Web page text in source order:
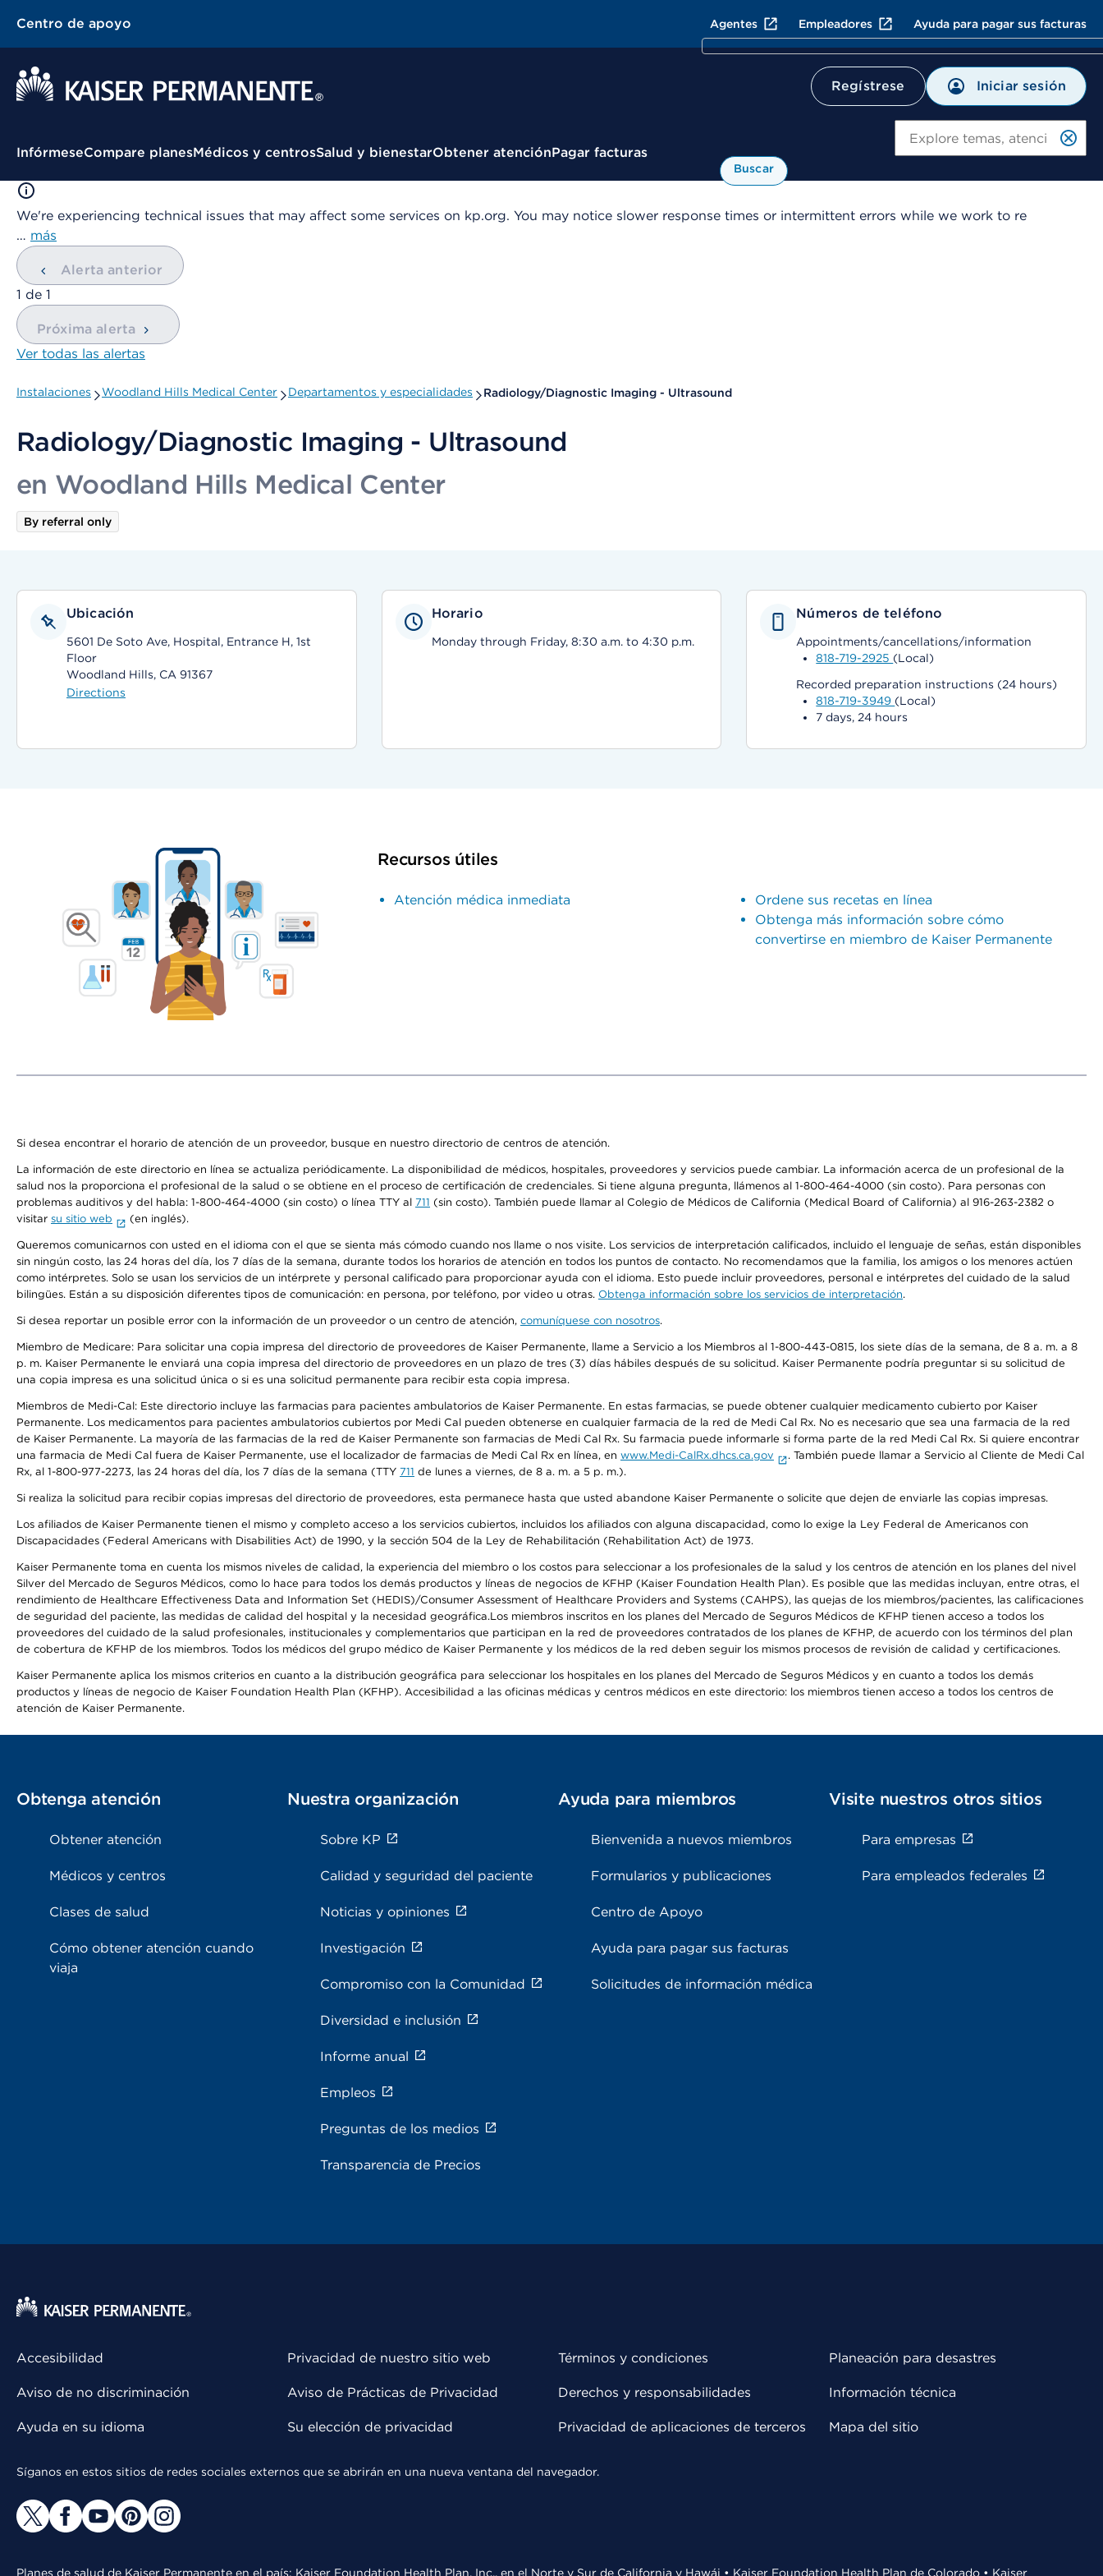
Centro de apoyo Agentes Empleadores Ayuda para pagar sus facturas
Regístrese Iniciar sesión
Menú contextual
InfórmeseCompare planesMédicos y centrosSalud y bienestarObtener atenciónPagar facturas
Buscar
We're experiencing technical issues that may affect some services on kp.org. You may notice slower response times or intermittent errors while we work to re
… más
Alerta anterior
mostrando
1 de 1
Próxima alerta
Ver todas las alertas
Instalaciones Woodland Hills Medical Center Departamentos y especialidades Radiology/Diagnostic Imaging - Ultrasound
Radiology/Diagnostic Imaging - Ultrasound
en Woodland Hills Medical Center
By referral only
Ubicación
5601 De Soto Ave, Hospital, Entrance H, 1st
Floor
Woodland Hills, CA 91367
Directions
Horario
Monday through Friday, 8:30 a.m. to 4:30 p.m.
Números de teléfono
Appointments/cancellations/information
818-719-2925 (Local)
Recorded preparation instructions (24 hours)
818-719-3949 (Local)
7 days, 24 hours
Recursos útiles
Atención médica inmediata
Ordene sus recetas en línea
Obtenga más información sobre cómo
convertirse en miembro de Kaiser Permanente
Si desea encontrar el horario de atención de un proveedor, busque en nuestro directorio de centros de atención.
La información de este directorio en línea se actualiza periódicamente. La disponibilidad de médicos, hospitales, proveedores y servicios puede cambiar. La información acerca de un profesional de la
salud nos la proporciona el profesional de la salud o se obtiene en el proceso de certificación de credenciales. Si tiene alguna pregunta, llámenos al 1-800-464-4000 (sin costo). Para personas con
problemas auditivos y del habla: 1-800-464-4000 (sin costo) o línea TTY al 711 (sin costo). También puede llamar al Colegio de Médicos de California (Medical Board of California) al 916-263-2382 o
visitar su sitio web (en inglés).
Queremos comunicarnos con usted en el idioma con el que se sienta más cómodo cuando nos llame o nos visite. Los servicios de interpretación calificados, incluido el lenguaje de señas, están disponibles
sin ningún costo, las 24 horas del día, los 7 días de la semana, durante todos los horarios de atención en todos los puntos de contacto. No recomendamos que la familia, los amigos o los menores actúen
como intérpretes. Solo se usan los servicios de un intérprete y personal calificado para proporcionar ayuda con el idioma. Esto puede incluir proveedores, personal e intérpretes del cuidado de la salud
bilingües. Están a su disposición diferentes tipos de comunicación: en persona, por teléfono, por video u otras. Obtenga información sobre los servicios de interpretación.
Si desea reportar un posible error con la información de un proveedor o un centro de atención, comuníquese con nosotros.
Miembro de Medicare: Para solicitar una copia impresa del directorio de proveedores de Kaiser Permanente, llame a Servicio a los Miembros al 1-800-443-0815, los siete días de la semana, de 8 a. m. a 8
p. m. Kaiser Permanente le enviará una copia impresa del directorio de proveedores en un plazo de tres (3) días hábiles después de su solicitud. Kaiser Permanente podría preguntar si su solicitud de
una copia impresa es una solicitud única o si es una solicitud permanente para recibir esta copia impresa.
Miembros de Medi-Cal: Este directorio incluye las farmacias para pacientes ambulatorios de Kaiser Permanente. En estas farmacias, se puede obtener cualquier medicamento cubierto por Kaiser
Permanente. Los medicamentos para pacientes ambulatorios cubiertos por Medi Cal pueden obtenerse en cualquier farmacia de la red de Medi Cal Rx. No es necesario que sea una farmacia de la red
de Kaiser Permanente. La mayoría de las farmacias de la red de Kaiser Permanente son farmacias de Medi Cal Rx. Su farmacia puede informarle si forma parte de la red Medi Cal Rx. Si quiere encontrar
una farmacia de Medi Cal fuera de Kaiser Permanente, use el localizador de farmacias de Medi Cal Rx en línea, en www.Medi-CalRx.dhcs.ca.gov
. También puede llamar a Servicio al Cliente de Medi Cal
Rx, al 1-800-977-2273, las 24 horas del día, los 7 días de la semana (TTY 711 de lunes a viernes, de 8 a. m. a 5 p. m.).
Si realiza la solicitud para recibir copias impresas del directorio de proveedores, esta permanece hasta que usted abandone Kaiser Permanente o solicite que dejen de enviarle las copias impresas.
Los afiliados de Kaiser Permanente tienen el mismo y completo acceso a los servicios cubiertos, incluidos los afiliados con alguna discapacidad, como lo exige la Ley Federal de Americanos con
Discapacidades (Federal Americans with Disabilities Act) de 1990, y la sección 504 de la Ley de Rehabilitación (Rehabilitation Act) de 1973.
Kaiser Permanente toma en cuenta los mismos niveles de calidad, la experiencia del miembro o los costos para seleccionar a los profesionales de la salud y los centros de atención en los planes del nivel
Silver del Mercado de Seguros Médicos, como lo hace para todos los demás productos y líneas de negocios de KFHP (Kaiser Foundation Health Plan). Es posible que las medidas incluyan, entre otras, el
rendimiento de Healthcare Effectiveness Data and Information Set (HEDIS)/Consumer Assessment of Healthcare Providers and Systems (CAHPS), las quejas de los miembros/pacientes, las calificaciones
de seguridad del paciente, las medidas de calidad del hospital y la necesidad geográfica.Los miembros inscritos en los planes del Mercado de Seguros Médicos de KFHP tienen acceso a todos los
proveedores del cuidado de la salud profesionales, institucionales y complementarios que participan en la red de proveedores contratados de los planes de KFHP, de acuerdo con los términos del plan
de cobertura de KFHP de los miembros. Todos los médicos del grupo médico de Kaiser Permanente y los médicos de la red deben seguir los mismos procesos de revisión de calidad y certificaciones.
Kaiser Permanente aplica los mismos criterios en cuanto a la distribución geográfica para seleccionar los hospitales en los planes del Mercado de Seguros Médicos y en cuanto a todos los demás
productos y líneas de negocio de Kaiser Foundation Health Plan (KFHP). Accesibilidad a las oficinas médicas y centros médicos en este directorio: los miembros tienen acceso a todos los centros de
atención de Kaiser Permanente.
Obtenga atención
Obtener atención
Médicos y centros
Clases de salud
Cómo obtener atención cuando
viaja
Nuestra organización
Sobre KP
Calidad y seguridad del paciente
Noticias y opiniones
Investigación
Compromiso con la Comunidad
Diversidad e inclusión
Informe anual
Empleos
Preguntas de los medios
Transparencia de Precios
Ayuda para miembros
Bienvenida a nuevos miembros
Formularios y publicaciones
Centro de Apoyo
Ayuda para pagar sus facturas
Solicitudes de información médica
Visite nuestros otros sitios
Para empresas
Para empleados federales
Accesibilidad
Aviso de no discriminación
Ayuda en su idioma
Privacidad de nuestro sitio web
Aviso de Prácticas de Privacidad
Su elección de privacidad
Términos y condiciones
Derechos y responsabilidades
Privacidad de aplicaciones de terceros
Planeación para desastres
Información técnica
Mapa del sitio
Síganos en estos sitios de redes sociales externos que se abrirán en una nueva ventana del navegador.
Planes de salud de Kaiser Permanente en el país: Kaiser Foundation Health Plan, Inc., en el Norte y Sur de California y Hawái • Kaiser Foundation Health Plan de Colorado • Kaiser